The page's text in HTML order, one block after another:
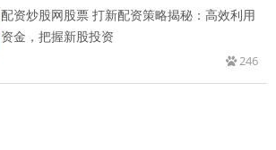
配资炒股网股票 打新配资策略揭秘：高效利用
资金，把握新股投资
246